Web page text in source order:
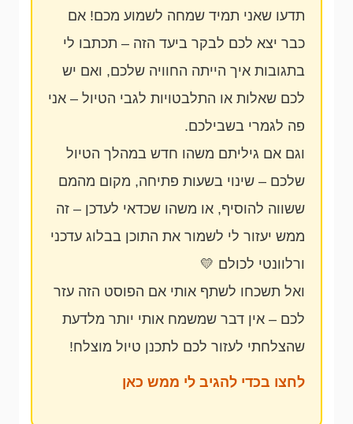
תדעו שאני תמיד שמחה לשמוע מכם! אם
כבר יצא לכם לבקר ביעד הזה – תכתבו לי
בתגובות איך הייתה החוויה שלכם, ואם יש
לכם שאלות או התלבטויות לגבי הטיול – אני
פה לגמרי בשבילכם.
וגם אם גיליתם משהו חדש במהלך הטיול
שלכם – שינוי בשעות פתיחה, מקום מהמם
ששווה להוסיף, או משהו שכדאי לעדכן – זה
ממש יעזור לי לשמור את התוכן בבלוג עדכני
ורלוונטי לכולם 💛
ואל תשכחו לשתף אותי אם הפוסט הזה עזר
לכם – אין דבר שמשמח אותי יותר מלדעת
שהצלחתי לעזור לכם לתכנן טיול מוצלח!
לחצו בכדי להגיב לי ממש כאן